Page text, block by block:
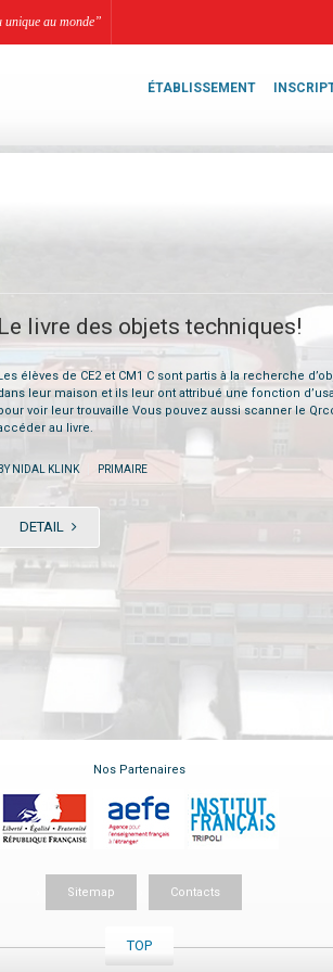
unique au monde”
ÉTABLISSEMENT
Le livre des objets techniques!
élèves de CE2 et CM1 C sont partis à la recherche
leur maison et ils leur ont attribué une fonction
voir leur trouvaille Vous pouvez aussi scanner le
au livre.
BY NIDAL KLINK PRIMAIRE
DETAIL
Nos Partenaires
Sitemap Contacts
TOP